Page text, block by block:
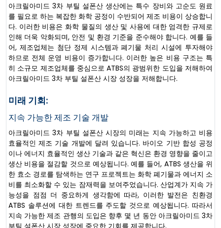
아크릴아미드 3차 부틸 설폰산 생산에는 특수 장비와 고순도 원료
를 필요로 하는 복잡한 화학 공정이 수반되어 제조 비용이 상승합니
다. 이러한 비용은 화학 물질의 생산 및 사용에 대한 엄격한 규제로
인해 더욱 악화되며, 안전 및 환경 기준을 준수해야 합니다. 예를 들
어, 제조업체는 첨단 정제 시스템과 폐기물 처리 시설에 투자해야
하므로 전체 운영 비용이 증가합니다. 이러한 높은 비용 구조는 특
히 소규모 제조업체를 중심으로 ATBS의 광범위한 도입을 저해하여
아크릴아미드 3차 부틸 설폰산 시장 성장을 저해합니다.
미래 기회:
지속 가능한 제조 기술 개발
아크릴아미드 3차 부틸 설폰산 시장의 미래는 지속 가능하고 비용
효율적인 제조 기술 개발에 달려 있습니다. 바이오 기반 합성 공정
이나 에너지 효율적인 생산 기술과 같은 혁신은 환경 영향을 줄이고
생산 비용을 절감할 것으로 예상됩니다. 예를 들어, ATBS 생산을 위
한 효소 경로를 탐색하는 연구 프로젝트는 화학 폐기물과 에너지 소
비를 최소화할 수 있는 잠재력을 보여주었습니다. 산업계가 지속 가
능성을 점점 더 중요하게 생각함에 따라, 이러한 발전은 친환경
ATBS 솔루션에 대한 트렌드를 주도할 것으로 예상됩니다. 따라서
지속 가능한 제조 관행의 도입은 향후 몇 년 동안 아크릴아미드 3차
부틸 설폰산 시장 성장에 중요한 기회를 제공합니다.